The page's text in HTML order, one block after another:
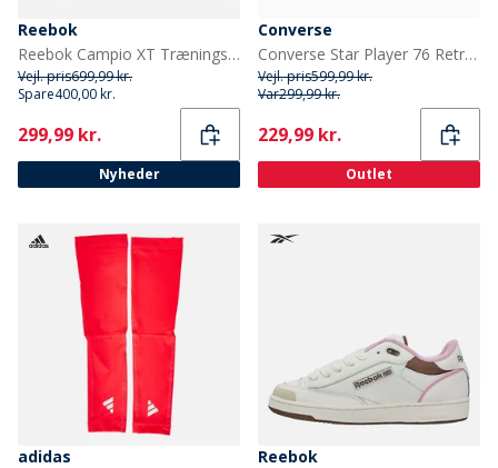
Reebok
Reebok Campio XT Træningssko Hvid/Classic Burgundy/Gum
Vejl. pris699,99 kr.
Spare400,00 kr.
Current
299,99 kr.
Nyheder
Converse
Converse Star Player 76 Retro Træningssko By The Campfire/Natural Ivory
Vejl. pris599,99 kr.
Var299,99 kr.
Current
229,99 kr.
Outlet
adidas
Reebok